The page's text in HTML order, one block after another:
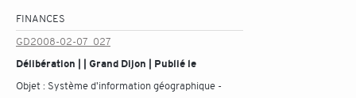
FINANCES
GD2008-02-07_027
Délibération | | Grand Dijon | Publié le
Objet : Système d'information géographique -